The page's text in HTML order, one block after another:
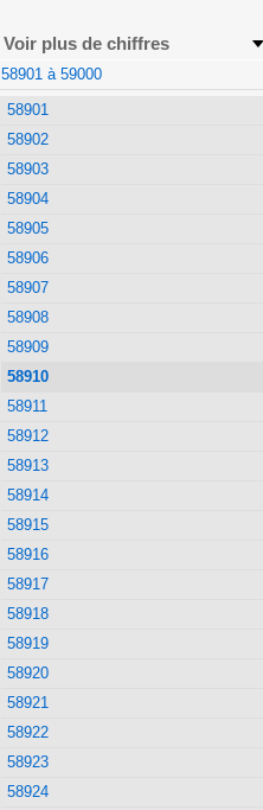
Voir plus de chiffres
58901 à 59000
58901
58902
58903
58904
58905
58906
58907
58908
58909
58910
58911
58912
58913
58914
58915
58916
58917
58918
58919
58920
58921
58922
58923
58924